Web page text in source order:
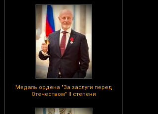
Медаль ордена "За заслуги перед
Отечеством" II степени